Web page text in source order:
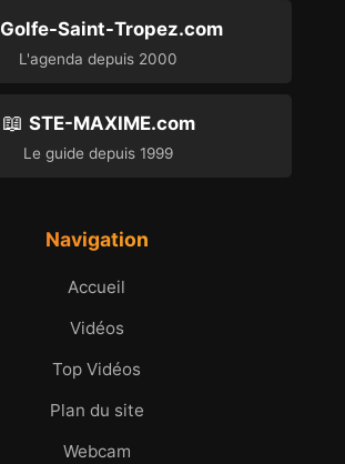
Golfe-Saint-Tropez.com
L'agenda depuis 2000
📖 STE-MAXIME.com
Le guide depuis 1999
Navigation
Accueil
Vidéos
Top Vidéos
Plan du site
Webcam